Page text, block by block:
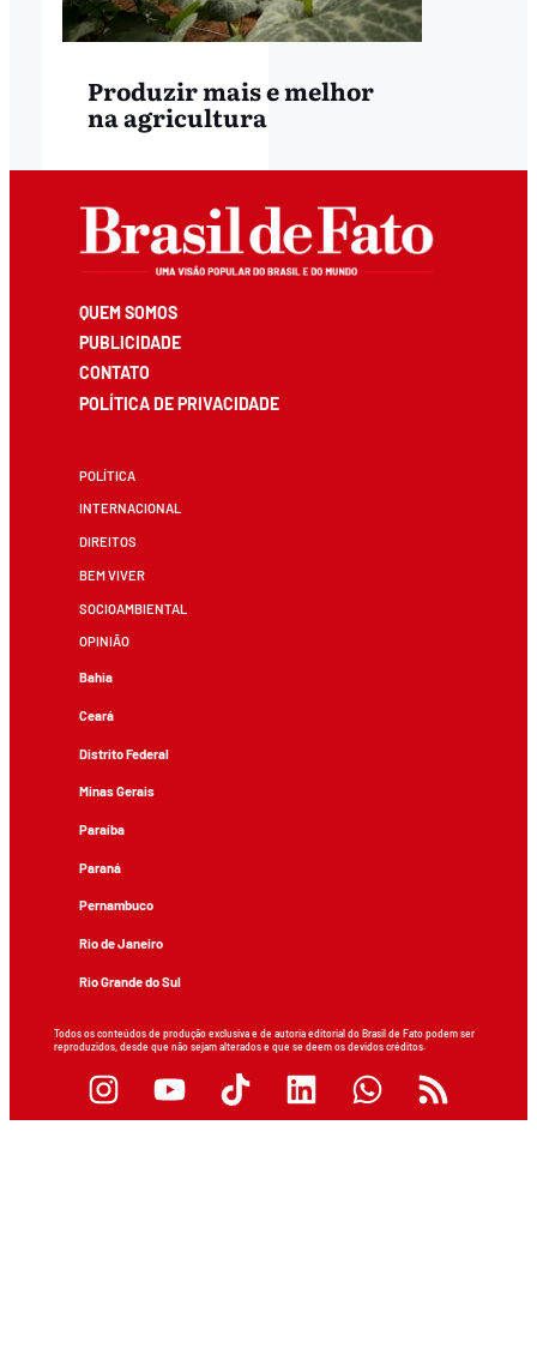
Produzir mais e melhor
na agricultura
QUEM SOMOS
PUBLICIDADE
CONTATO
POLÍTICA DE PRIVACIDADE
POLÍTICA
INTERNACIONAL
DIREITOS
BEM VIVER
SOCIOAMBIENTAL
OPINIÃO
Bahia
Ceará
Distrito Federal
Minas Gerais
Paraíba
Paraná
Pernambuco
Rio de Janeiro
Rio Grande do Sul
Todos os conteúdos de produção exclusiva e de autoria editorial do Brasil de Fato podem ser
reproduzidos, desde que não sejam alterados e que se deem os devidos créditos.